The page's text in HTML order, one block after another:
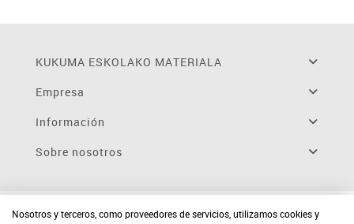
KUKUMA ESKOLAKO MATERIALA
Empresa
Información
Sobre nosotros
Nosotros y terceros, como proveedores de servicios, utilizamos cookies y